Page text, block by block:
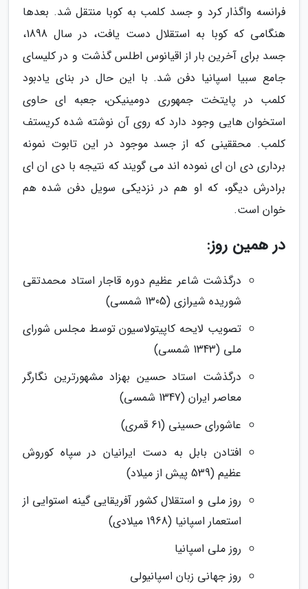
فرانسه واگذار کرد و جسد کلمب به کوبا منتقل شد. بعدها
هنگامی که کوبا به استقلال دست یافت، در سال 1898،
جسد برای آخرین بار از اقیانوس اطلس گذشت و در کلیسای
جامع سبیا اسپانیا دفن شد. با این حال در بنای یادبود
کلمب در پایتخت جمهوری دومینیکن، جعبه ای حاوی
استخوان هایی وجود دارد که روی آن نوشته شده کریستف
کلمب. محققینی که از جسد موجود در این تابوت نمونه
برداری دی ان ای نموده اند می گویند که نتیجه با دی ان ای
برادرش دیگو، که او هم در نزدیکی سویل دفن شده هم
خوان است.
در همین روز:
درگذشت شاعر عظیم دوره قاجار استاد محمدتقی
شوریده شیرازی (1305 شمسی)
تصویب لایحه کاپیتولاسیون توسط مجلس شورای
ملی (1343 شمسی)
درگذشت استاد حسین بهزاد مشهورترین نگارگر
معاصر ایران (1347 شمسی)
عاشورای حسینی (61 قمری)
افتادن بابل به دست ایرانیان در سپاه کوروش
عظیم (539 پیش از میلاد)
روز ملی و استقلال کشور آفریقایی گینه استوایی از
استعمار اسپانیا (1968 میلادی)
روز ملی اسپانیا
روز جهانی زبان اسپانیولی